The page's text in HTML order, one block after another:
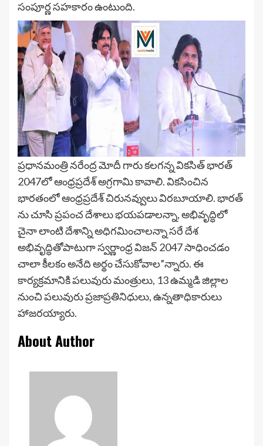
సంపూర్ణ సహకారం ఉంటుంది.
ప్రధానమంత్రి నరేంద్ర మోదీ గారు కలగన్న వికసిత్ భారత్
2047లో ఆంధ్రప్రదేశ్ అగ్రగామి కావాలి. వికసించిన
భారతంలో ఆంధ్రప్రదేశ్ చిరునవ్వులు విరబూయాలి. భారత్
ను చూసి ప్రపంచ దేశాలు భయపడాలన్నా, అభివృద్ధిలో
చైనా లాంటి దేశాన్ని అధిగమించాలన్నా సరే దేశ
అభివృద్ధితోపాటుగా స్వర్ణాంధ్ర విజన్ 2047 సాధించడం
చాలా కీలకం అనేది అర్థం చేసుకోవాల”న్నారు. ఈ
కార్యక్రమానికి పలువురు మంత్రులు, 13 ఉమ్మడి జిల్లాల
నుంచి పలువురు ప్రజాప్రతినిధులు, ఉన్నతాధికారులు
హాజరయ్యారు.
About Author